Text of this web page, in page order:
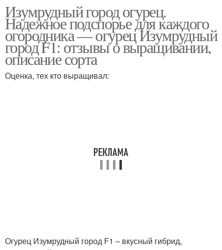
Изумрудный город огурец.
Надежное подспорье для каждого
огородника — огурец Изумрудный
город F1: отзывы о выращивании,
описание сорта
Оценка, тех кто выращивал:
Огурец Изумрудный город F1 – вкусный гибрид,